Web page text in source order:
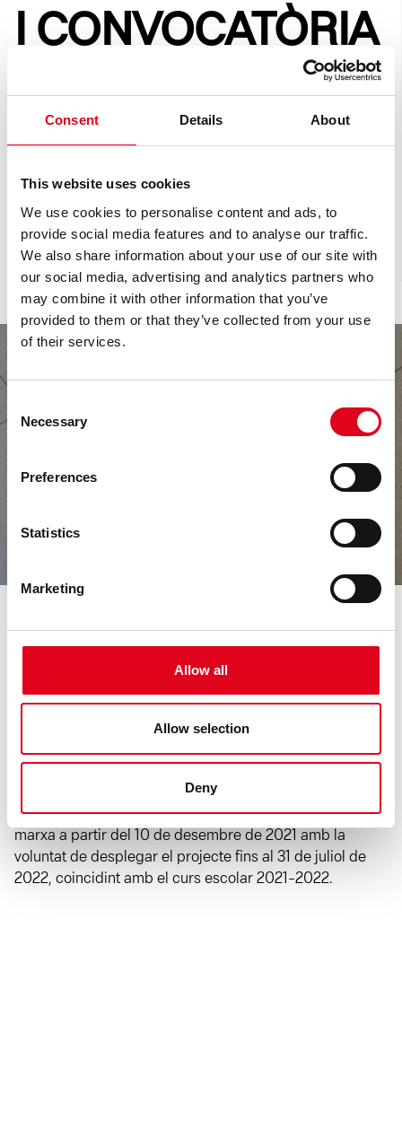
Consent Details About
This website uses cookies
We use cookies to personalise content and ads, to
provide social media features and to analyse our traffic.
We also share information about your use of our site with
our social media, advertising and analytics partners who
may combine it with other information that you’ve
provided to them or that they’ve collected from your use
of their services.
Selection
Necessary
Preferences
Statistics
Marketing
Allow all
Allow selection
Deny
I CONVOCATÒRIA
BROSSA
FORMACIÓ PER A DOCENTS
ARXIU DE PROJECTES
I CONVOCATÒRIA MEDIALAB
BROSSA
Les bases de la I convocatòria ‘MediaLab Brossa’es
al 21 de novembre de 2021.La resolució està
prevista el 3 de desembre per tal de posar-la en
marxa a partir del 10 de desembre de 2021 amb la
voluntat de desplegar el projecte fins al 31 de juliol de
2022, coincidint amb el curs escolar 2021-2022.